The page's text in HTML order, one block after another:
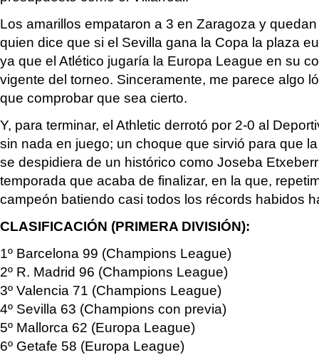
Los amarillos empataron a 3 en Zaragoza y
quien dice que si el Sevilla gana la Copa la plaza
ya que el Atlético jugaría la Europa League en su
vigente del torneo. Sinceramente, me parece algo
que comprobar que sea cierto.
Y, para terminar, el Athletic derrotó por 2-0 al
sin nada en juego; un choque que sirvió para que
se despidiera de un histórico como Joseba
temporada que acaba de finalizar, en la que,
campeón batiendo casi todos los récords habidos
CLASIFICACIÓN (PRIMERA DIVISIÓN):
1º Barcelona 99 (Champions League)
2º R. Madrid 96 (Champions League)
3º Valencia 71 (Champions League)
4º Sevilla 63 (Champions con previa)
5º Mallorca 62 (Europa League)
6º Getafe 58 (Europa League)